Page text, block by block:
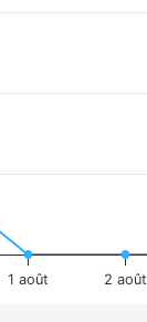
1 août 2 août